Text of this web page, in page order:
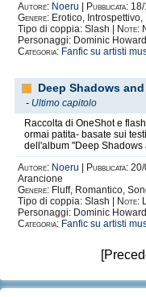
Autore: Noeru Pubblicata:
Genere: Erotico, Introspettivo,
Tipo di coppia: Slash |
Note:
Personaggi: Dominic
Categoria: Fanfic su artisti
Deep Shadows
- Ultimo capitolo
Raccolta di OneShot e
ormai patita- basate sui
dell'album "Deep
Autore: Noeru Pubblicata: 20/
Arancione
Genere: Fluff, Romantico,
Tipo di coppia: Slash |
Note:
Personaggi: Dominic
Categoria: Fanfic su artisti